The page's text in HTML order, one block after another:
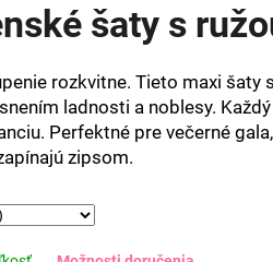
šaty s
rozkvitne. Tieto maxi šaty
ladnosti a noblesy.
Perfektné pre večerné
zipsom.